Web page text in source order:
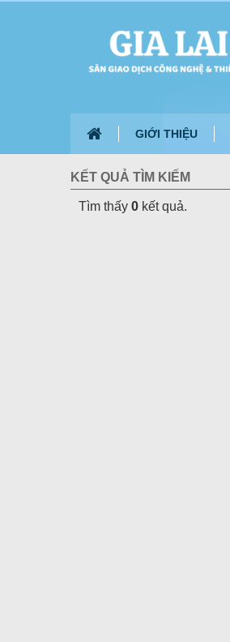
GIỚI THIỆU
KẾT QUẢ TÌM KIẾM
Tìm thấy 0 kết quả.